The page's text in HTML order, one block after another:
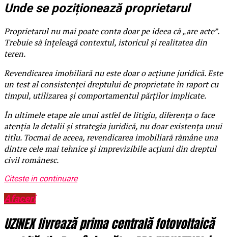
Unde se poziționează proprietarul
Proprietarul nu mai poate conta doar pe ideea că „are acte”.
Trebuie să înțeleagă contextul, istoricul și realitatea din
teren.
Revendicarea imobiliară nu este doar o acțiune juridică. Este
un test al consistenței dreptului de proprietate în raport cu
timpul, utilizarea și comportamentul părților implicate.
În ultimele etape ale unui astfel de litigiu, diferența o face
atenția la detalii și strategia juridică, nu doar existența unui
titlu. Tocmai de aceea, revendicarea imobiliară rămâne una
dintre cele mai tehnice și imprevizibile acțiuni din dreptul
civil românesc.
Citeste in continuare
Afaceri
UZINEX livrează prima centrală fotovoltaică